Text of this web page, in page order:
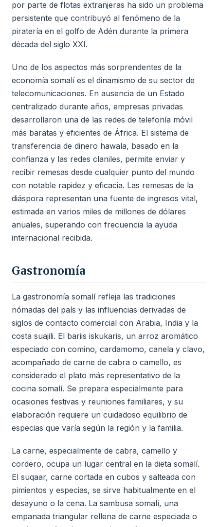
por parte de flotas extranjeras ha sido un problema
persistente que contribuyó al fenómeno de la
piratería en el golfo de Adén durante la primera
década del siglo XXI.
Uno de los aspectos más sorprendentes de la
economía somalí es el dinamismo de su sector de
telecomunicaciones. En ausencia de un Estado
centralizado durante años, empresas privadas
desarrollaron una de las redes de telefonía móvil
más baratas y eficientes de África. El sistema de
transferencia de dinero hawala, basado en la
confianza y las redes claniles, permite enviar y
recibir remesas desde cualquier punto del mundo
con notable rapidez y eficacia. Las remesas de la
diáspora representan una fuente de ingresos vital,
estimada en varios miles de millones de dólares
anuales, superando con frecuencia la ayuda
internacional recibida.
Gastronomía
La gastronomía somalí refleja las tradiciones
nómadas del país y las influencias derivadas de
siglos de contacto comercial con Arabia, India y la
costa suajili. El bariis iskukaris, un arroz aromático
especiado con comino, cardamomo, canela y clavo,
acompañado de carne de cabra o camello, es
considerado el plato más representativo de la
cocina somalí. Se prepara especialmente para
ocasiones festivas y reuniones familiares, y su
elaboración requiere un cuidadoso equilibrio de
especias que varía según la región y la familia.
La carne, especialmente de cabra, camello y
cordero, ocupa un lugar central en la dieta somalí.
El suqaar, carne cortada en cubos y salteada con
pimientos y especias, se sirve habitualmente en el
desayuno o la cena. La sambusa somalí, una
empanada triangular rellena de carne especiada o